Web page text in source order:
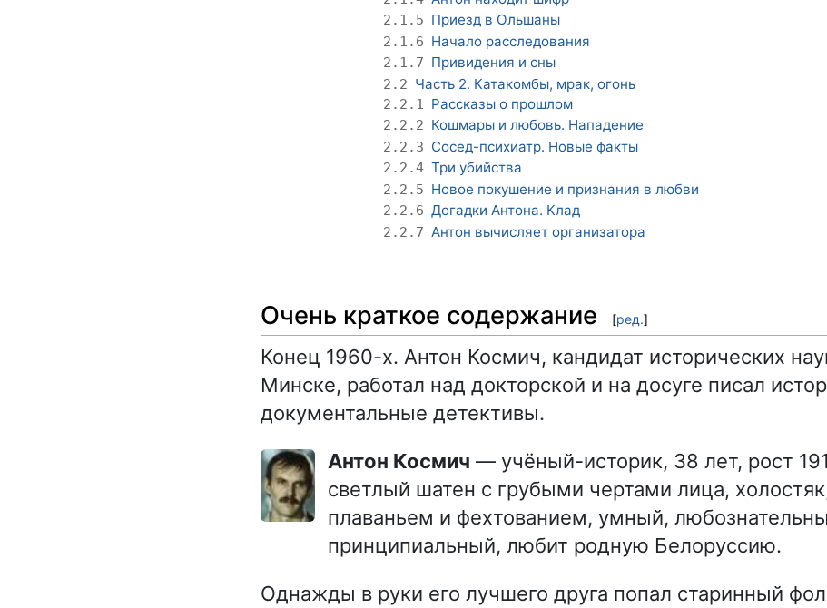
2.1.5 Приезд в Ольшаны
2.1.6 Начало расследования
2.1.7 Привидения и сны
2.2 Часть 2. Катакомбы, мрак, огонь
2.2.1 Рассказы о прошлом
2.2.2 Кошмары и любовь. Нападение
2.2.3 Сосед-психиатр. Новые факты
2.2.4 Три убийства
2.2.5 Новое покушение и признания в любви
2.2.6 Догадки Антона. Клад
2.2.7 Антон вычисляет организатора
Очень краткое содержание [ред.]
Конец 1960-х. Антон Космич, кандидат исторических
Минске, работал над докторской и на досуге писал
документальные детективы.
Антон Космич — учёный-историк, 38 лет, рост
светлый шатен с грубыми чертами лица,
плаваньем и фехтованием, умный,
принципиальный, любит родную Белоруссию.
Однажды в руки его лучшего друга попал старинный